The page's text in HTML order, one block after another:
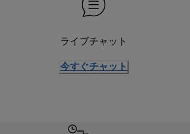
ライブチャット
今すぐチャット